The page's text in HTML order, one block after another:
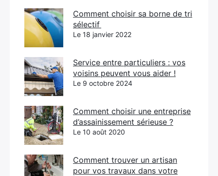
Comment choisir sa borne de tri
sélectif
Le 18 janvier 2022
Service entre particuliers : vos
voisins peuvent vous aider !
Le 9 octobre 2024
Comment choisir une entreprise
d’assainissement sérieuse ?
Le 10 août 2020
Comment trouver un artisan
pour vos travaux dans votre